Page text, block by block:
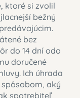
ktoré si zvolil
bežný
bez
do 14 dní odo
doručené
Ich úhrada
aký
spotrebiteľ